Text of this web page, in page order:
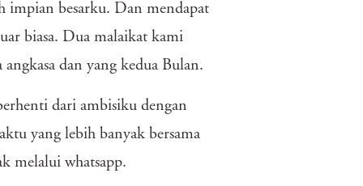
impian besarku. Dan mendapat
biasa. Dua malaikat kami
dan yang kedua Bulan.
dari ambisiku dengan
yang lebih banyak bersama
melalui whatsapp.